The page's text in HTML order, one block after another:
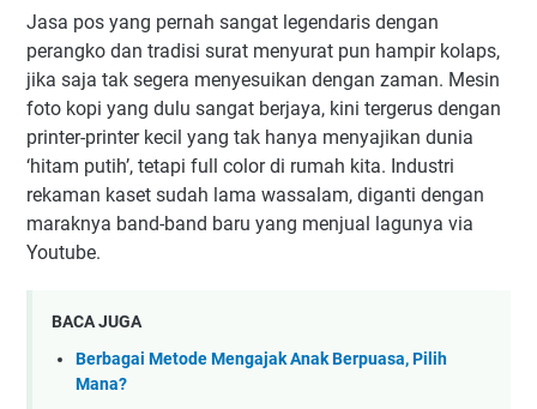
Jasa pos yang pernah sangat legendaris dengan
perangko dan tradisi surat menyurat pun hampir kolaps,
jika saja tak segera menyesuikan dengan zaman. Mesin
foto kopi yang dulu sangat berjaya, kini tergerus dengan
printer-printer kecil yang tak hanya menyajikan dunia
‘hitam putih’, tetapi full color di rumah kita. Industri
rekaman kaset sudah lama wassalam, diganti dengan
maraknya band-band baru yang menjual lagunya via
Youtube.
BACA JUGA
Berbagai Metode Mengajak Anak Berpuasa, Pilih
Mana?